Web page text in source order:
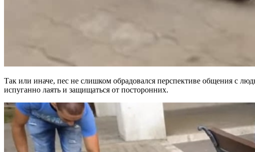
Так или иначе, пес не слишком обрадовался перспективе общения с
испуганно лаять и защищаться от посторонних.